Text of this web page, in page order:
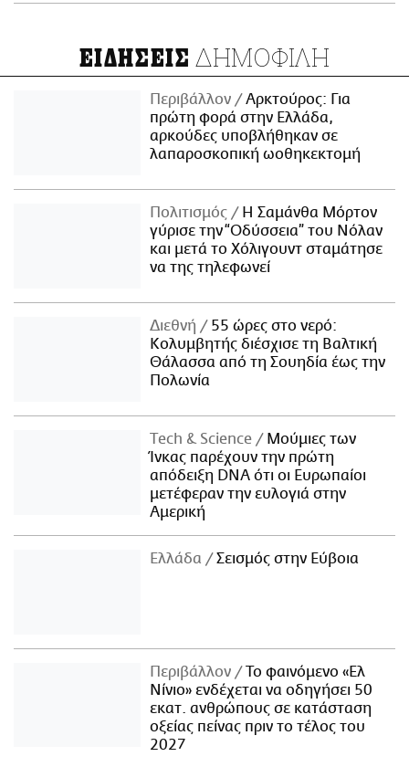
ΕΙΔΗΣΕΙΣ ΔΗΜΟΦΙΛΗ
Περιβάλλον
Αρκτούρος: Για
πρώτη φορά στην Ελλάδα,
αρκούδες υποβλήθηκαν σε
λαπαροσκοπική ωοθηκεκτομή
Πολιτισμός
Η Σαμάνθα Μόρτον
γύρισε την “Οδύσσεια” του Νόλαν
και μετά το Χόλιγουντ σταμάτησε
να της τηλεφωνεί
Διεθνή
55 ώρες στο νερό:
Κολυμβητής διέσχισε τη Βαλτική
Θάλασσα από τη Σουηδία έως την
Πολωνία
Τech & Science
Μούμιες των
Ίνκας παρέχουν την πρώτη
απόδειξη DNA ότι οι Ευρωπαίοι
μετέφεραν την ευλογιά στην
Αμερική
Ελλάδα Σεισμός στην Εύβοια
Περιβάλλον
Το φαινόμενο «Ελ
Νίνιο» ενδέχεται να οδηγήσει 50
εκατ. ανθρώπους σε κατάσταση
οξείας πείνας πριν το τέλος του
2027